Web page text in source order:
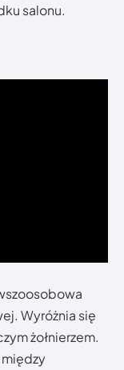
salonu.
Wyróżnia się
żołnierzem.
między